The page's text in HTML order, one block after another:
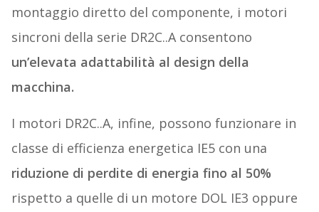
montaggio diretto del componente, i motori
sincroni della serie DR2C..A consentono
un’elevata adattabilità al design della
macchina.
I motori DR2C..A, infine, possono funzionare in
classe di efficienza energetica IE5 con una
riduzione di perdite di energia fino al 50%
rispetto a quelle di un motore DOL IE3 oppure